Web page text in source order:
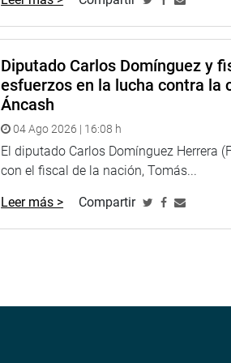
Diputado Carlos Domínguez y
esfuerzos en la lucha contra la
Áncash
04 Ago 2026 | 16:08 h
El diputado Carlos Domínguez Herrera
con el fiscal de la nación, Tomás...
Leer más > Compartir